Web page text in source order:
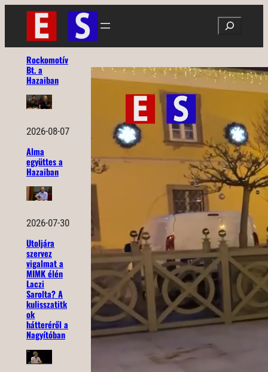
Ugrás
tartalomhoz
Search
Rockomotív
Bt. a
Hazaiban
2026-08-07
Alma
együttes a
Hazaiban
2026-07-30
Utoljára
szervez
vigalmat a
MIMK élén
Laczi
Sarolta? A
kulisszatitk
ok
hátteréről a
Nagyítóban